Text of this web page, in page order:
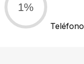
1%
Teléfono